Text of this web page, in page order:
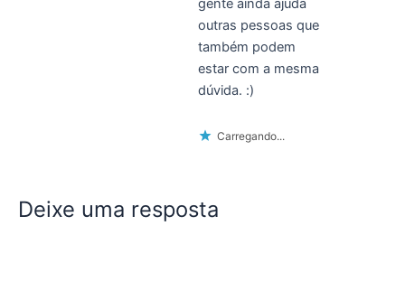
gente ainda ajuda
outras pessoas que
também podem
estar com a mesma
dúvida. :)
Carregando...
Deixe uma resposta